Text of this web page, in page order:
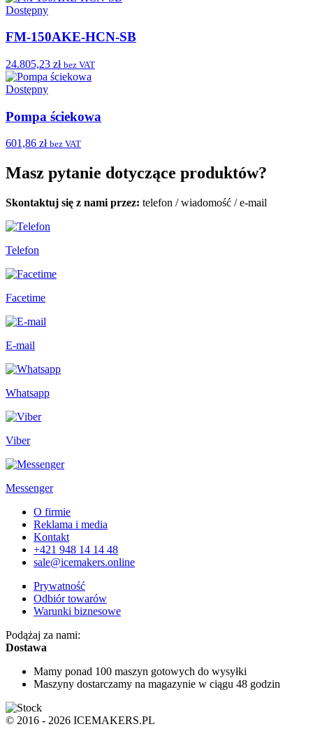
Dostępny
FM-150AKE-HCN-SB
24.805,23 zł bez VAT
Dostępny
Pompa ściekowa
601,86 zł bez VAT
Masz pytanie dotyczące produktów?
Skontaktuj się z nami przez: telefon /wiadomość /e-mail
Telefon
Facetime
E-mail
Whatsapp
Viber
Messenger
O firmie
Reklama i media
Kontakt
+421 948 14 14 48
sale@icemakers.online
Prywatność
Odbiór towarów
Warunki biznesowe
Podążaj za nami:
Dostawa
Mamy ponad 100 maszyn gotowych do wysyłki
Maszyny dostarczamy na magazynie w ciągu 48 godzin
© 2016 - 2026 ICEMAKERS.PL